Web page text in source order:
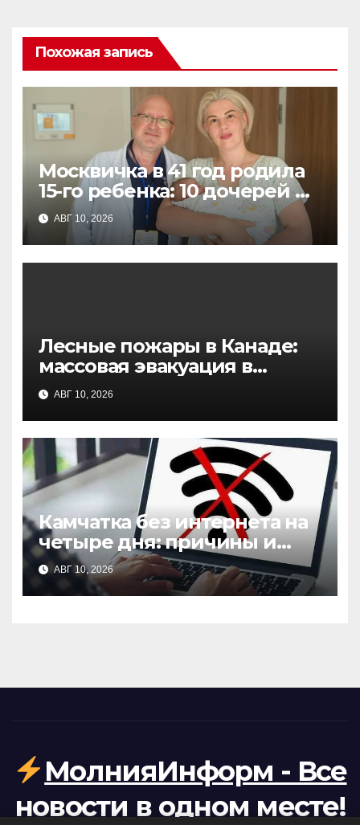
Похожая запись
Москвичка в 41 год родила
15-го ребенка: 10 дочерей и
5 сыновей, все роды
естественные
АВГ 10, 2026
Лесные пожары в Канаде:
массовая эвакуация в
Британской Колумбии, есть
жертвы
АВГ 10, 2026
Камчатка без интернета на
четыре дня: причины и
последствия отключения
связи
АВГ 10, 2026
МолнияИнформ - Все
новости в одном месте!